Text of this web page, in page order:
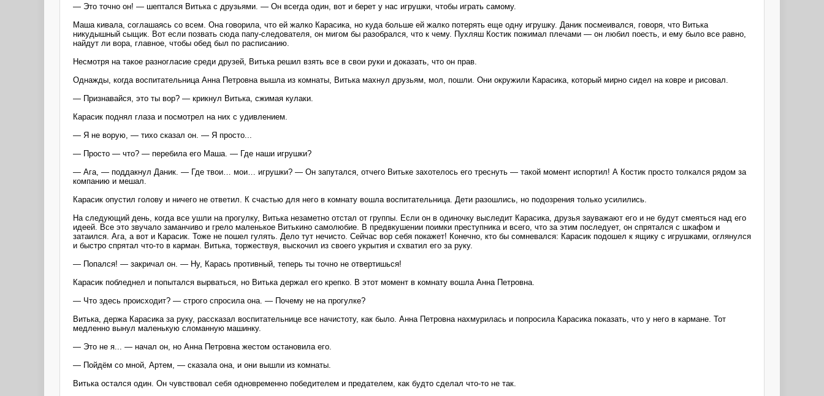
— Это точно он! — шептался Витька с друзьями. — Он всегда один, вот и берет у нас игрушки, чтобы играть самому.
Маша кивала, соглашаясь со всем. Она говорила, что ей жалко Карасика, но куда больше ей жалко потерять еще одну игрушку. Даник посмеивался, говоря, что Витька
никудышный сыщик. Вот если позвать сюда папу-следователя, он мигом бы разобрался, что к чему. Пухляш Костик пожимал плечами ― он любил поесть, и ему было все равно,
найдут ли вора, главное, чтобы обед был по расписанию.
Несмотря на такое разногласие среди друзей, Витька решил взять все в свои руки и доказать, что он прав.
Однажды, когда воспитательница Анна Петровна вышла из комнаты, Витька махнул друзьям, мол, пошли. Они окружили Карасика, который мирно сидел на ковре и рисовал.
— Признавайся, это ты вор? — крикнул Витька, сжимая кулаки.
Карасик поднял глаза и посмотрел на них с удивлением.
— Я не ворую, — тихо сказал он. — Я просто...
— Просто ― что? — перебила его Маша. — Где наши игрушки?
― Ага, ― поддакнул Даник. ― Где твои… мои… игрушки? ― Он запутался, отчего Витьке захотелось его треснуть ― такой момент испортил! А Костик просто толкался рядом за
компанию и мешал.
Карасик опустил голову и ничего не ответил. К счастью для него в комнату вошла воспитательница. Дети разошлись, но подозрения только усилились.
На следующий день, когда все ушли на прогулку, Витька незаметно отстал от группы. Если он в одиночку выследит Карасика, друзья зауважают его и не будут смеяться над его
идеей. Все это звучало заманчиво и грело маленькое Витькино самолюбие. В предвкушении поимки преступника и всего, что за этим последует, он спрятался с шкафом и
затаился. Ага, а вот и Карасик. Тоже не пошел гулять. Дело тут нечисто. Сейчас вор себя покажет! Конечно, кто бы сомневался: Карасик подошел к ящику с игрушками, оглянулся
и быстро спрятал что-то в карман. Витька, торжествуя, выскочил из своего укрытия и схватил его за руку.
— Попался! — закричал он. — Ну, Карась противный, теперь ты точно не отвертишься!
Карасик побледнел и попытался вырваться, но Витька держал его крепко. В этот момент в комнату вошла Анна Петровна.
— Что здесь происходит? — строго спросила она. ― Почему не на прогулке?
Витька, держа Карасика за руку, рассказал воспитательнице все начистоту, как было. Анна Петровна нахмурилась и попросила Карасика показать, что у него в кармане. Тот
медленно вынул маленькую сломанную машинку.
— Это не я... — начал он, но Анна Петровна жестом остановила его.
— Пойдём со мной, Артем, — сказала она, и они вышли из комнаты.
Витька остался один. Он чувствовал себя одновременно победителем и предателем, как будто сделал что-то не так.